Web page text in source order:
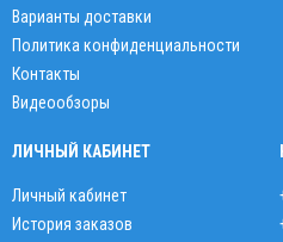
Варианты доставки
Политика конфиденциальности
Контакты
Видеообзоры
ЛИЧНЫЙ КАБИНЕТ
Личный кабинет
История заказов